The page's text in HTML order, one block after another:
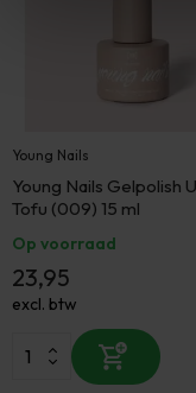
Young Nails
Young Nails Gelpolish
Tofu (009) 15 ml
Op voorraad
23,95
excl. btw